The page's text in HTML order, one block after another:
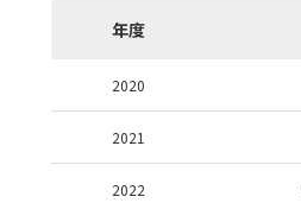
年度
2020
2021
2022